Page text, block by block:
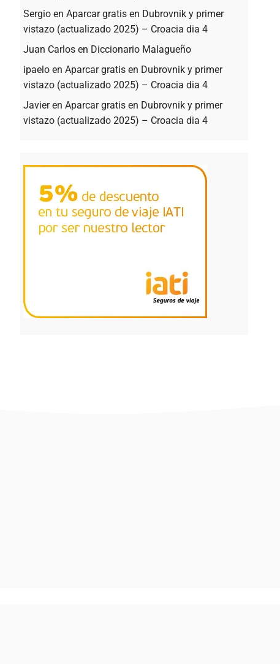
Sergio en Aparcar gratis en Dubrovnik y primer
vistazo (actualizado 2025) – Croacia dia 4
Juan Carlos en Diccionario Malagueño
ipaelo en Aparcar gratis en Dubrovnik y primer
vistazo (actualizado 2025) – Croacia dia 4
Javieren Aparcar gratis en Dubrovnik y primer
vistazo (actualizado 2025) – Croacia dia 4